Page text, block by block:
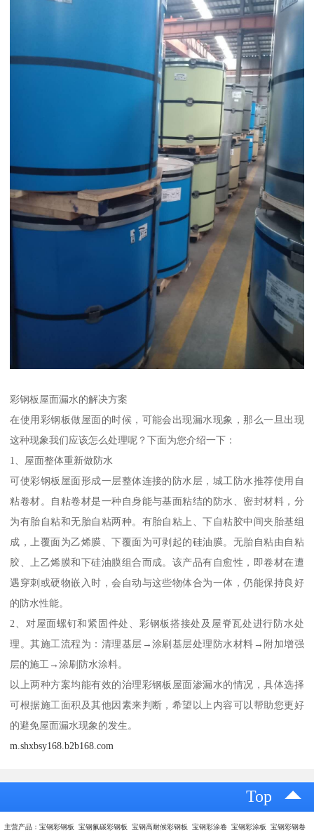
彩钢板屋面漏水的解决方案
在使用彩钢板做屋面的时候，可能会出现漏水现象，那么一旦出现
这种现象我们应该怎么处理呢？下面为您介绍一下：
1、屋面整体重新做防水
可使彩钢板屋面形成一层整体连接的防水层，城工防水推荐使用自
粘卷材。自粘卷材是一种自身能与基面粘结的防水、密封材料，分
为有胎自粘和无胎自粘两种。有胎自粘上、下自粘胶中间夹胎基组
成，上覆面为乙烯膜、下覆面为可剥起的硅油膜。无胎自粘由自粘
胶、上乙烯膜和下硅油膜组合而成。该产品有自愈性，即卷材在遭
遇穿刺或硬物嵌入时，会自动与这些物体合为一体，仍能保持良好
的防水性能。
2、对屋面螺钉和紧固件处、彩钢板搭接处及屋脊瓦处进行防水处
理。其施工流程为：清理基层→涂刷基层处理防水材料→附加增强
层的施工→涂刷防水涂料。
以上两种方案均能有效的治理彩钢板屋面渗漏水的情况，具体选择
可根据施工面积及其他因素来判断，希望以上内容可以帮助您更好
的避免屋面漏水现象的发生。
m.shxbsy168.b2b168.com
Top
主营产品：宝钢彩钢板 宝钢氟碳彩钢板 宝钢高耐候彩钢板 宝钢彩涂卷 宝钢彩涂板 宝钢彩钢卷